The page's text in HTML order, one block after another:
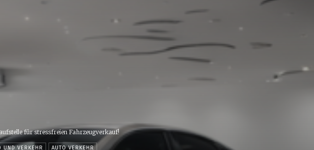
für stressfreien Fahrzeugverkauf!
UND VERKEHR AUTO VERKEHR